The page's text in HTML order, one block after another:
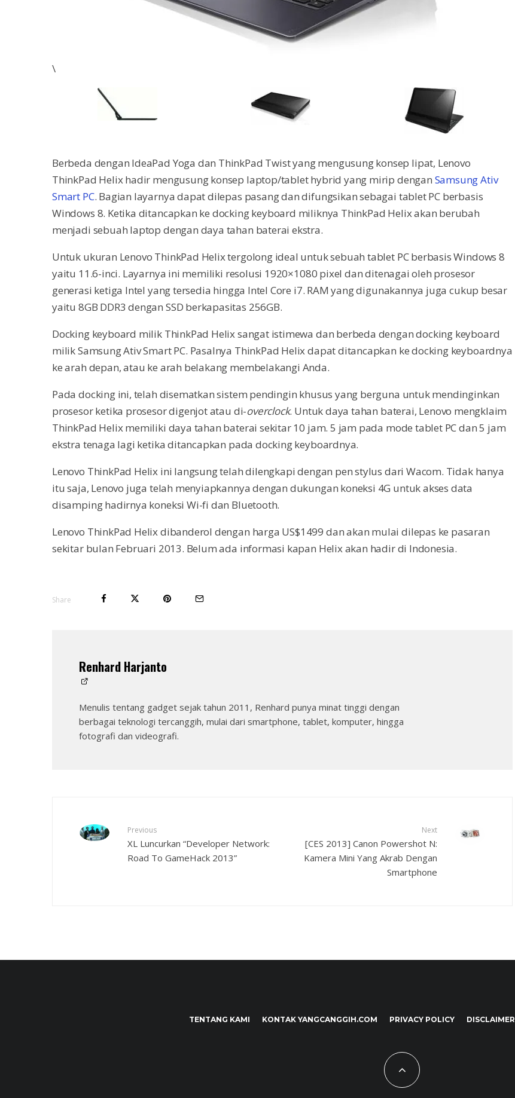
\
Berbeda dengan IdeaPad Yoga dan ThinkPad Twist yang mengusung konsep lipat, Lenovo
ThinkPad Helix hadir mengusung konsep laptop/tablet hybrid yang mirip dengan Samsung Ativ
Smart PC. Bagian layarnya dapat dilepas pasang dan difungsikan sebagai tablet PC berbasis
Windows 8. Ketika ditancapkan ke docking keyboard miliknya ThinkPad Helix akan berubah
menjadi sebuah laptop dengan daya tahan baterai ekstra.
Untuk ukuran Lenovo ThinkPad Helix tergolong ideal untuk sebuah tablet PC berbasis Windows 8
yaitu 11.6-inci. Layarnya ini memiliki resolusi 1920×1080 pixel dan ditenagai oleh prosesor
generasi ketiga Intel yang tersedia hingga Intel Core i7. RAM yang digunakannya juga cukup besar
yaitu 8GB DDR3 dengan SSD berkapasitas 256GB.
Docking keyboard milik ThinkPad Helix sangat istimewa dan berbeda dengan docking keyboard
milik Samsung Ativ Smart PC. Pasalnya ThinkPad Helix dapat ditancapkan ke docking keyboardnya
ke arah depan, atau ke arah belakang membelakangi Anda.
Pada docking ini, telah disematkan sistem pendingin khusus yang berguna untuk mendinginkan
prosesor ketika prosesor digenjot atau di-overclock. Untuk daya tahan baterai, Lenovo mengklaim
ThinkPad Helix memiliki daya tahan baterai sekitar 10 jam. 5 jam pada mode tablet PC dan 5 jam
ekstra tenaga lagi ketika ditancapkan pada docking keyboardnya.
Lenovo ThinkPad Helix ini langsung telah dilengkapi dengan pen stylus dari Wacom. Tidak hanya
itu saja, Lenovo juga telah menyiapkannya dengan dukungan koneksi 4G untuk akses data
disamping hadirnya koneksi Wi-fi dan Bluetooth.
Lenovo ThinkPad Helix dibanderol dengan harga US$1499 dan akan mulai dilepas ke pasaran
sekitar bulan Februari 2013. Belum ada informasi kapan Helix akan hadir di Indonesia.
Share
Renhard Harjanto
Menulis tentang gadget sejak tahun 2011, Renhard punya minat tinggi dengan
berbagai teknologi tercanggih, mulai dari smartphone, tablet, komputer, hingga
fotografi dan videografi.
Previous
XL Luncurkan “Developer Network:
Road To GameHack 2013”
Next
[CES 2013] Canon Powershot N:
Kamera Mini Yang Akrab Dengan
Smartphone
TENTANG KAMI KONTAK YANGCANGGIH.COM PRIVACY POLICY DISCLAIMER